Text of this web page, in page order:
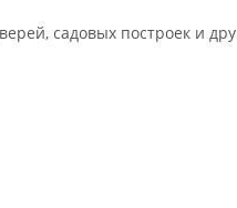
садовых построек и